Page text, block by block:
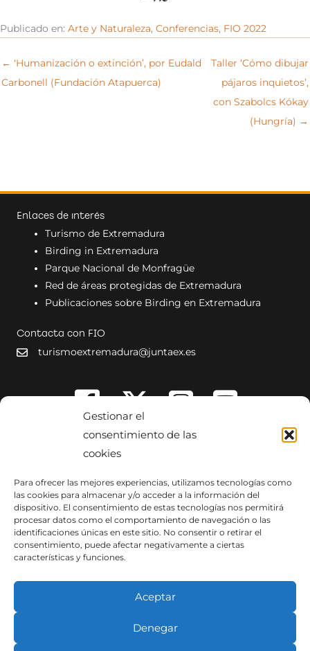
Gestionar el
consentimiento de las
cookies
Para ofrecer las mejores experiencias, utilizamos tecnologías como
las cookies para almacenar y/o acceder a la información del
dispositivo. El consentimiento de estas tecnologías nos permitirá
procesar datos como el comportamiento de navegación o las
identificaciones únicas en este sitio. No consentir o retirar el
consentimiento, puede afectar negativamente a ciertas
características y funciones.
Aceptar
Denegar
Publicado en: Arte y Naturaleza, Conferencias, FIO 2022
← ‘Humanización o extinción’, por Eudald
Carbonell (Fundación Atapuerca)
Taller ‘Cómo dibujar
pájaros inquietos’,
con Szabolcs Kókay
(Hungría) →
Enlaces de interés
Turismo de Extremadura
Birding in Extremadura
Parque Nacional de Monfragüe
Red de áreas protegidas de Extremadura
Publicaciones sobre Birding en Extremadura
Contacta con FIO
turismoextremadura@juntaex.es
Copyright © 2014-2026 Dirección General de Turismo. Todos los